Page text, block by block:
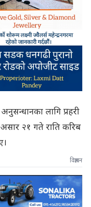
लागि प्रहरी
२१ गते राति करिब
विज्ञापन